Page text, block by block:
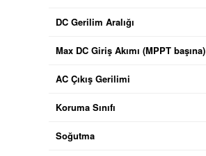
DC Gerilim Aralığı
Max DC Giriş Akımı (MPPT başına)
AC Çıkış Gerilimi
Koruma Sınıfı
Soğutma